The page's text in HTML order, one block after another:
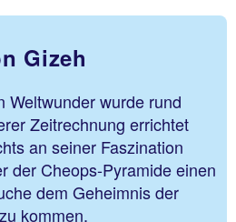
Gizeh
Weltwunder wurde rund
Zeitrechnung errichtet
an seiner Faszination
der Cheops-Pyramide einen
dem Geheimnis der
kommen.